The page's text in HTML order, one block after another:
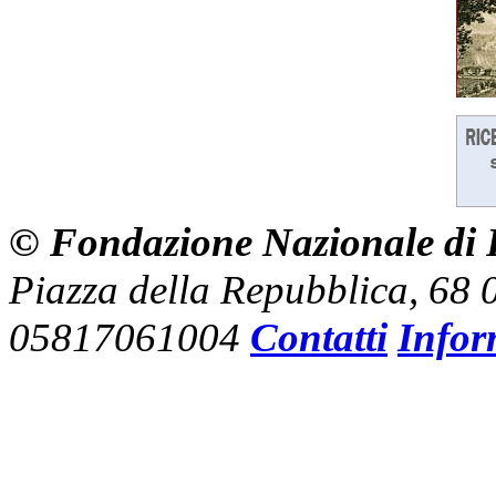
© Fondazione Nazionale di
Piazza della Repubblica, 68
05817061004 Contatti